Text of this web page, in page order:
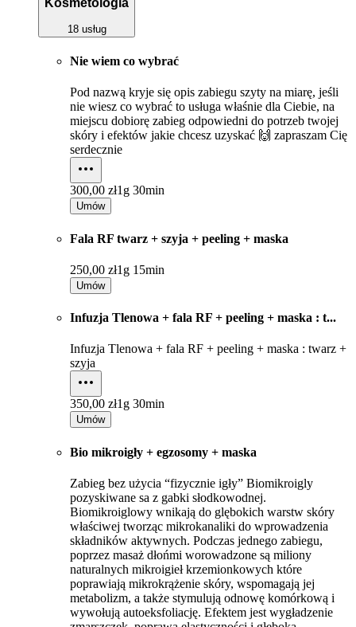
Kosmetologia
18 usług
Nie wiem co wybrać
Pod nazwą kryje się opis zabiegu szyty na miarę, jeśli
nie wiesz co wybrać to usługa właśnie dla Ciebie, na
miejscu dobiorę zabieg odpowiedni do potrzeb twojej
skóry i efektów jakie chcesz uzyskać 🙌 zapraszam Cię
serdecznie
300,00 zł1g 30min
Umów
Fala RF twarz + szyja + peeling + maska
250,00 zł1g 15min
Umów
Infuzja Tlenowa + fala RF + peeling + maska : t...
Infuzja Tlenowa + fala RF + peeling + maska : twarz +
szyja
350,00 zł1g 30min
Umów
Bio mikroigły + egzosomy + maska
Zabieg bez użycia “fizycznie igły” Biomikroigly
pozyskiwane sa z gabki słodkowodnej.
Biomikroiglowy wnikają do glębokich warstw skóry
właściwej tworząc mikrokanaliki do wprowadzenia
składników aktywnych. Podczas jednego zabiegu,
poprzez masaż dłońmi worowadzone są miliony
naturalnych mikroigieł krzemionkowych które
poprawiają mikrokrążenie skóry, wspomagają jej
metabolizm, a także stymulują odnowę komórkową i
wywołują autoeksfoliację. Efektem jest wygładzenie